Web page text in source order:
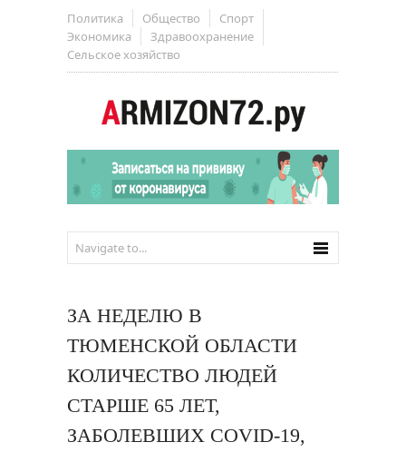
Политика Общество
Спорт
Экономика
Здравоохранение
Сельское хозяйство
ЗА НЕДЕЛЮ В
ТЮМЕНСКОЙ ОБЛАСТИ
КОЛИЧЕСТВО ЛЮДЕЙ
СТАРШЕ 65 ЛЕТ,
ЗАБОЛЕВШИХ COVID-19,